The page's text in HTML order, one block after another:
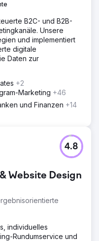
B2C- und B2B-
Unsere
und implementiert
digitale
Daten zur
+2
Marketing +46
und Finanzen +14
Website Design
4.8
individuelles
Rundumservice und